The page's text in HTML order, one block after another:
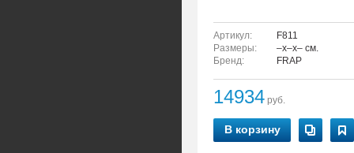
Артикул:
F811
Размеры:
–x–x– см.
Бренд:
FRAP
14934 руб.
В корзину